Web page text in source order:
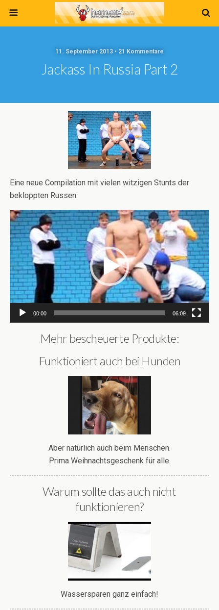
11. September 2013 • 21 Kommentare
Jackass In Russia Part 2
Eine neue Compilation mit vielen witzigen Stunts der
bekloppten Russen.
Video-
Player
00:00 06:09
Mehr bescheuerte Produkte:
Funktioniert auch bei Hunden
Aber natürlich auch beim Menschen.
Prima Weihnachtsgeschenk für alle.
Warum sollte das auch nicht
funktionieren?
Wassersparen ganz einfach!